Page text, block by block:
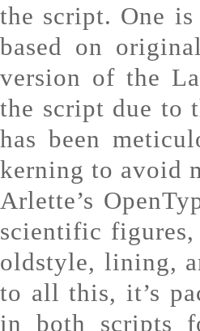
the script. One
based on
version of the
the script due to
has been
kerning to avoid
Arlette’s
scientific
oldstyle, lining,
to all this, it’s
in both scripts